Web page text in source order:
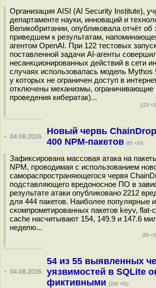
Организация AISI (AI Security Institute),
департаменте науки, инноваций и
Великобритании, опубликовала отчёт об
приведшем к результатам,
агентом OpenAI. При 122 тестовых
поставленной задачи AI-агенты
несанкционированных действий в сети
случаях использовалась модель Mythos
у которых не ограничен доступ в
отключены механизмы, ограничивающие
проведения кибератак)...
(123
· 04.08.2026
Новый червь
400 NPM-пакетов (65 +20)
Зафиксирована массовая атака на
NPM, проводимая с использованием
самораспространяющегося червя
подставляющего вредоносное ПО в
результате атаки опубликовано 2212
для 444 пакетов. Наиболее популярные
скомпрометированных пакетов keyv, flat-
cache насчитывают 154, 149.9 и 147.6
неделю...
(65
· 04.08.2026
54 из 55 выявленных
уязвимостей в SQLite
фиктивными (209 +91)